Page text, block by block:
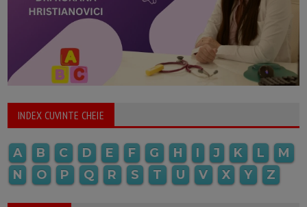
INDEX CUVINTE CHEIE
A B C D E F G H I J K L
M
N
O P Q R S T U V X Y Z